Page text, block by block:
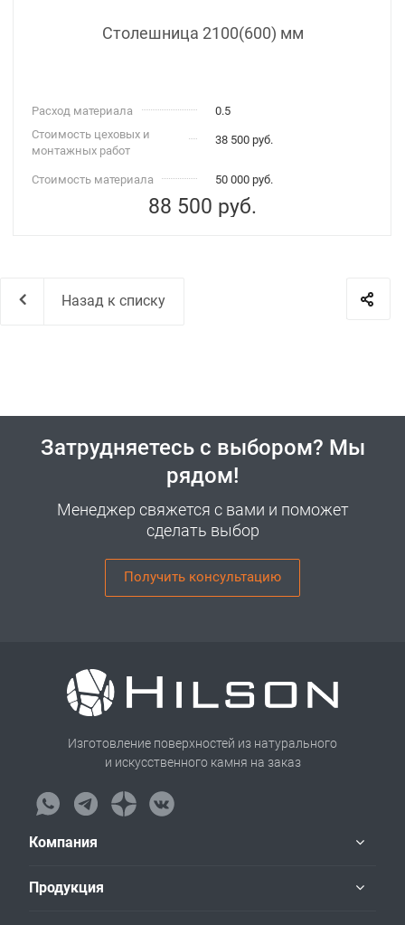
Столешница 2100(600) мм
Расход материала
0.5
Стоимость цеховых и
монтажных работ
38 500 руб.
Стоимость материала 50 000 руб.
88 500 руб.
Назад к списку
Затрудняетесь с выбором? Мы
рядом!
Менеджер свяжется с вами и поможет
сделать выбор
Получить консультацию
Изготовление поверхностей из натурального
и искусственного камня на заказ
Компания
Продукция